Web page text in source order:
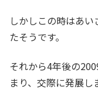
しかしこの時はあ
たそうです。
それから4年後の
まり、交際に発展し